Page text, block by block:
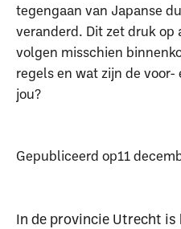
tegengaan van Japanse
veranderd. Dit zet druk op
volgen misschien
regels en wat zijn de
jou?
Gepubliceerd op11
In de provincie Utrecht